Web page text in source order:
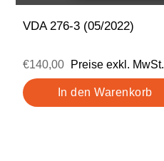
VDA 276-3 (05/2022)
€140,00 Preise exkl. MwSt.